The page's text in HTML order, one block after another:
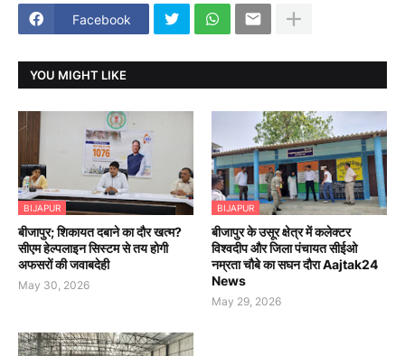
Facebook
YOU MIGHT LIKE
BIJAPUR
बीजापुर; शिकायत दबाने का दौर खत्म?
सीएम हेल्पलाइन सिस्टम से तय होगी
अफसरों की जवाबदेही
May 30, 2026
BIJAPUR
बीजापुर के उसूर क्षेत्र में कलेक्टर
विश्वदीप और जिला पंचायत सीईओ
नम्रता चौबे का सघन दौरा Aajtak24
News
May 29, 2026